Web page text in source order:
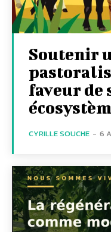
Soutenir
faveur de
CYRILLE SOUCHE - 6